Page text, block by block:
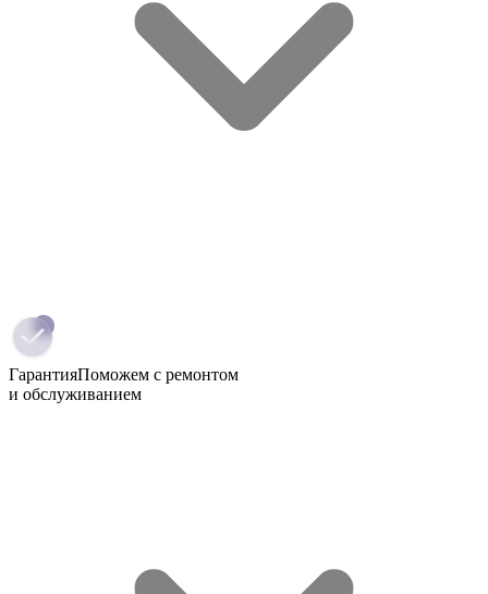
ГарантияПоможем с ремонтом
и обслуживанием